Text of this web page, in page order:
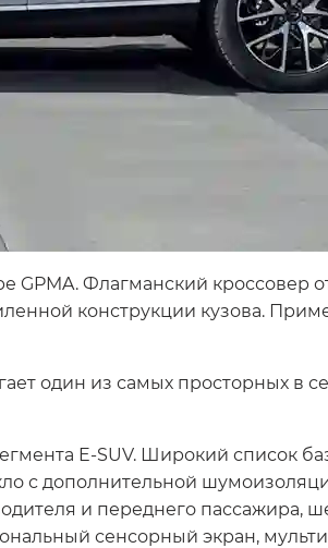
GPMA. Флагманский кроссовер
конструкции кузова.
один из самых просторных в
E-SUV. Широкий список
с дополнительной
и переднего пассажира,
сенсорный экран,